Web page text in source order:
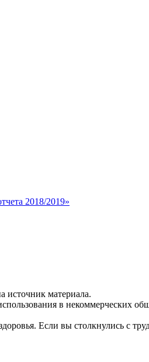
источник материала.
в некоммерческих
Если вы столкнулись с